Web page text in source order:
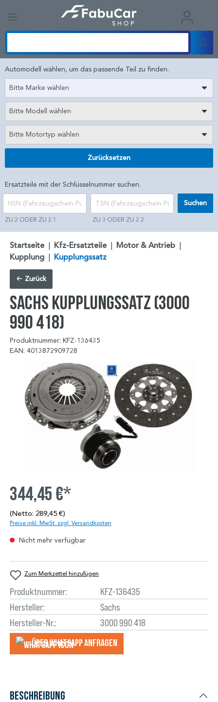
Automodell wählen, um das passende Teil zu finden.
Bitte Marke wählen
Bitte Modell wählen
Bitte Motortyp wählen
Zurücksetzen
Ersatzteile mit der Schlüsselnummer suchen.
ZU 2 ODER ZU 2.1 ZU 3 ODER ZU 2.2
Suchen
Startseite | Kfz-Ersatzteile | Motor & Antrieb |
Kupplung | Kupplungssatz
Zurück
SACHS Kupplungssatz (3000
990 418)
Produktnummer: KFZ-136435
EAN: 4013872909728
344,45 €*
(Netto: 289,45 €)
Preise inkl. MwSt. zzgl. Versandkosten
Nicht mehr verfügbar
Zum Merkzettel hinzufügen
Produktnummer:
KFZ-136435
Hersteller:
Sachs
Hersteller-Nr.:
3000 990 418
Über WhatsApp anfragеn
Beschreibung